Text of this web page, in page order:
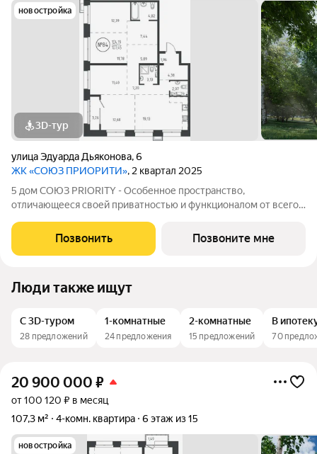
новостройка
3D-тур
улица Эдуарда Дьяконова,6
ЖК «СОЮЗ ПРИОРИТИ», 2 квартал 2025
5 дом СОЮЗ PRIORITY - Особенное пространство,
отличающееся своей приватностью и функционалом от всего
предпочитает более камерный формат жилья чувствовал себя
дома. Дом, обладающий потрясающими
Позвонить Позвоните мне
Люди также ищут
С 3D-туром
28 предложений
1-комнатные
24 предложения
2-комнатные
15 предложений
В
70
20 900 000 ₽
от 100 120 ₽ в месяц
107,3 м²
4-комн. квартира 6 этаж из 15
новостройка